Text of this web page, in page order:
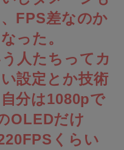
FPS差なのか
った。
人たちってカ
設定とか技術
分は1080pで
OLEDだけ
くらい